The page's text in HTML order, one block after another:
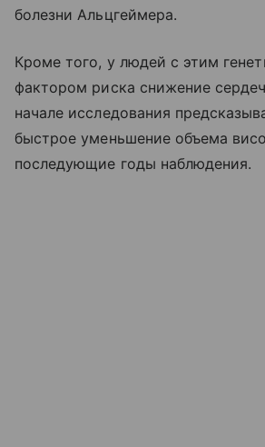
болезни Альцгеймера.
Кроме того, у людей с этим
фактором риска снижение
начале исследования
быстрое уменьшение объема
последующие годы наблюдения.